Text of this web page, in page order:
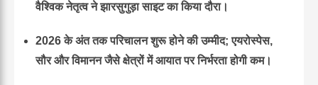
वैश्विक नेतृत्व ने झारसुगुड़ा साइट का किया दौरा।
2026 के अंत तक परिचालन शुरू होने की उम्मीद; एयरोस्पेस,
सौर और विमानन जैसे क्षेत्रों में आयात पर निर्भरता होगी कम।